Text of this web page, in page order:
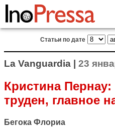
Статьи по дате
La Vanguardia | 23
Кристина
труден, главное
Бегока Флориа